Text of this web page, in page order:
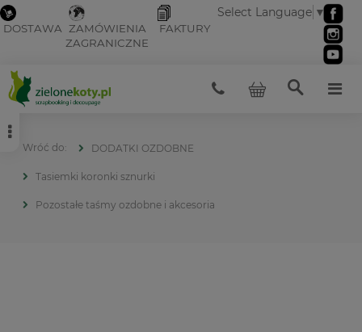
DOSTAWA ZAMÓWIENIA
ZAGRANICZNE
FAKTURY
Select Language ▼
DODATKI OZDOBNE
Tasiemki koronki sznurki
Pozostałe taśmy ozdobne i akcesoria